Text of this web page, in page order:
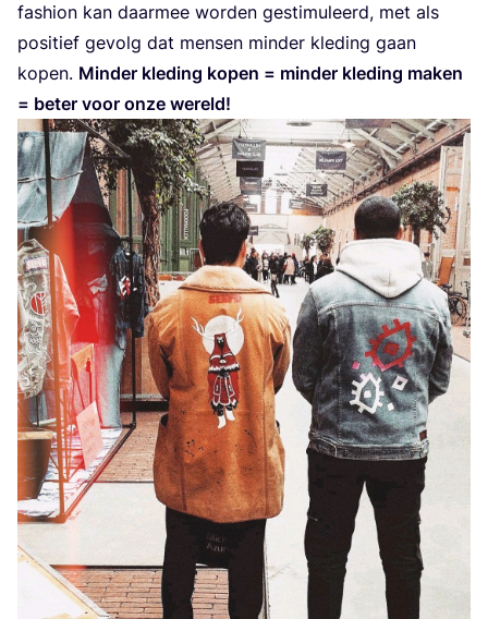
fas­hi­on kan daar­mee wor­den gesti­mu­leerd, met als
posi­tief gevolg dat men­sen min­der kle­ding gaan
kopen. Min­der kle­ding kopen = min­der kle­ding maken
= beter voor onze wereld!